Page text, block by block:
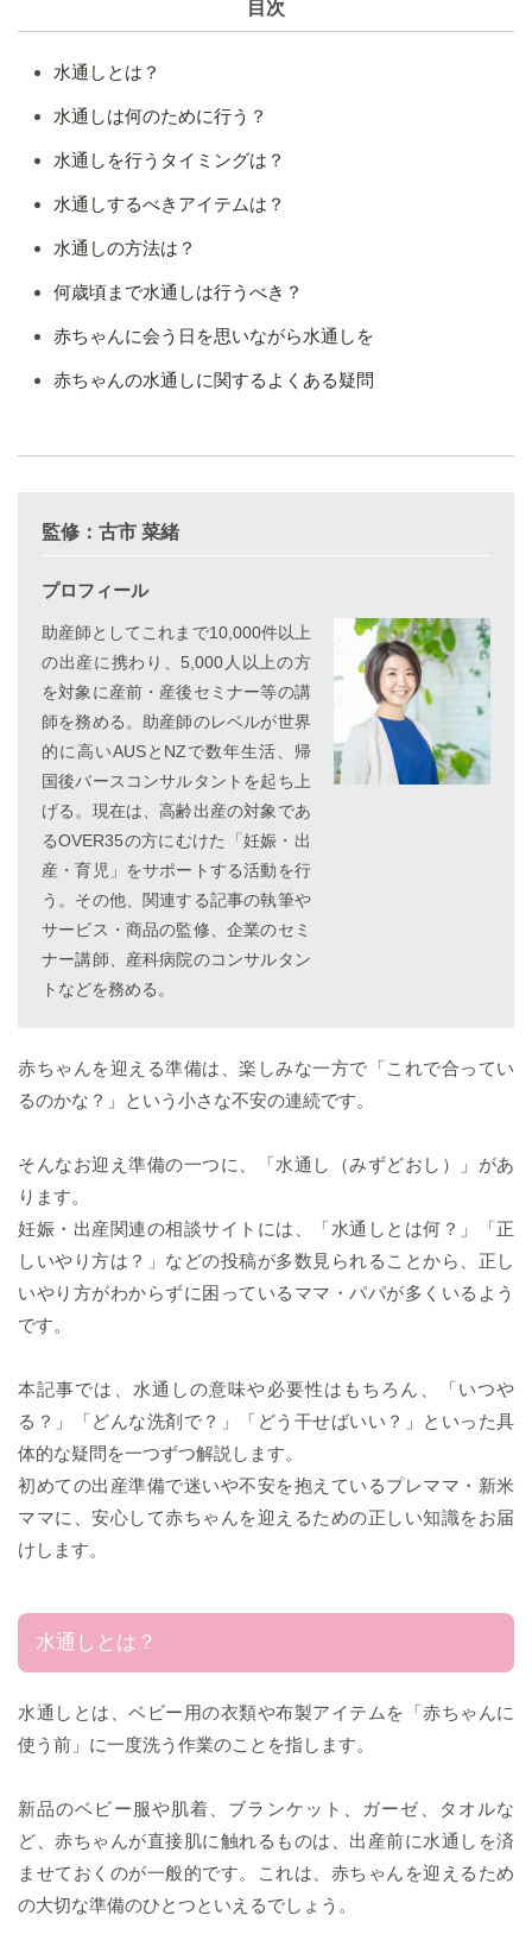
目次
水通しとは？
水通しは何のために行う？
水通しを行うタイミングは？
水通しするべきアイテムは？
水通しの方法は？
何歳頃まで水通しは行うべき？
赤ちゃんに会う日を思いながら水通しを
赤ちゃんの水通しに関するよくある疑問
監修：古市 菜緒
プロフィール
助産師としてこれまで10,000件以上
の出産に携わり、5,000人以上の方
を対象に産前・産後セミナー等の講
師を務める。助産師のレベルが世界
的に高いAUSとNZで数年生活、帰
国後バースコンサルタントを起ち上
げる。現在は、高齢出産の対象であ
るOVER35の方にむけた「妊娠・出
産・育児」をサポートする活動を行
う。その他、関連する記事の執筆や
サービス・商品の監修、企業のセミ
ナー講師、産科病院のコンサルタン
トなどを務める。
赤ちゃんを迎える準備は、楽しみな一方で「これで合ってい
るのかな？」という小さな不安の連続です。
そんなお迎え準備の一つに、「水通し（みずどおし）」があ
ります。
妊娠・出産関連の相談サイトには、「水通しとは何？」「正
しいやり方は？」などの投稿が多数見られることから、正し
いやり方がわからずに困っているママ・パパが多くいるよう
です。
本記事では、水通しの意味や必要性はもちろん、「いつや
る？」「どんな洗剤で？」「どう干せばいい？」といった具
体的な疑問を一つずつ解説します。
初めての出産準備で迷いや不安を抱えているプレママ・新米
ママに、安心して赤ちゃんを迎えるための正しい知識をお届
けします。
水通しとは？
水通しとは、ベビー用の衣類や布製アイテムを「赤ちゃんに
使う前」に一度洗う作業のことを指します。
新品のベビー服や肌着、ブランケット、ガーゼ、タオルな
ど、赤ちゃんが直接肌に触れるものは、出産前に水通しを済
ませておくのが一般的です。これは、赤ちゃんを迎えるため
の大切な準備のひとつといえるでしょう。